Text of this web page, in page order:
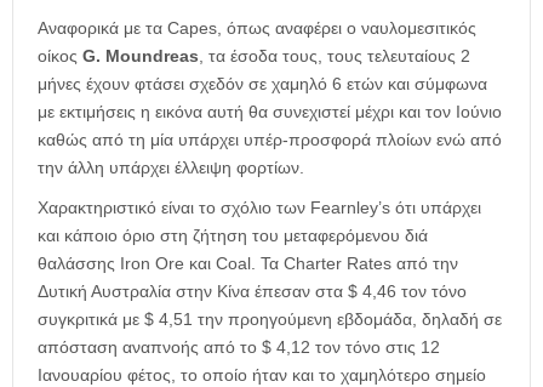
Αναφορικά με τα Capes, όπως αναφέρει ο ναυλομεσιτικός
οίκος G. Moundreas, τα έσοδα τους, τους τελευταίους 2
μήνες έχουν φτάσει σχεδόν σε χαμηλό 6 ετών και σύμφωνα
με εκτιμήσεις η εικόνα αυτή θα συνεχιστεί μέχρι και τον Ιούνιο
καθώς από τη μία υπάρχει υπέρ-προσφορά πλοίων ενώ από
την άλλη υπάρχει έλλειψη φορτίων.
Χαρακτηριστικό είναι το σχόλιο των Fearnley’s ότι υπάρχει
και κάποιο όριο στη ζήτηση του μεταφερόμενου διά
θαλάσσης Iron Ore και Coal. Τα Charter Rates από την
Δυτική Αυστραλία στην Κίνα έπεσαν στα $ 4,46 τον τόνο
συγκριτικά με $ 4,51 την προηγούμενη εβδομάδα, δηλαδή σε
απόσταση αναπνοής από το $ 4,12 τον τόνο στις 12
Ιανουαρίου φέτος, το οποίο ήταν και το χαμηλότερο σημείο